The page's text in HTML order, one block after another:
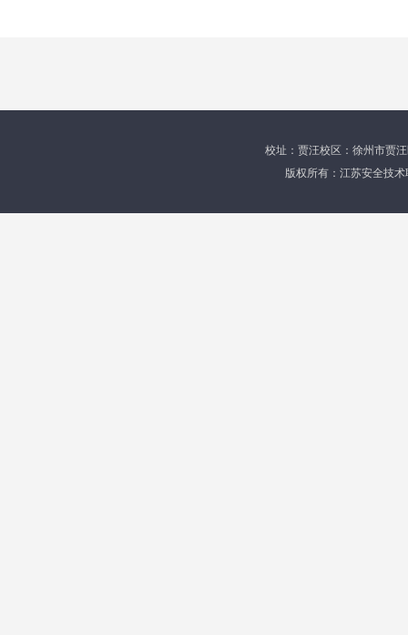
校址：贾汪校区：徐州市贾
版权所有：江苏安全技